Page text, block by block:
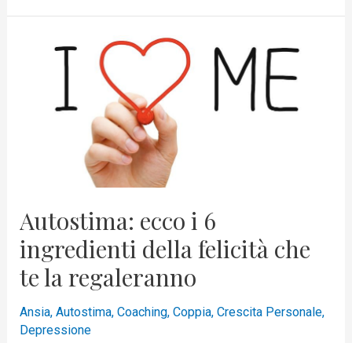
Autostima: ecco i 6
ingredienti della felicità che
te la regaleranno
Ansia, Autostima, Coaching, Coppia, Crescita Personale,
Depressione
Autostima:
te
regaleranno